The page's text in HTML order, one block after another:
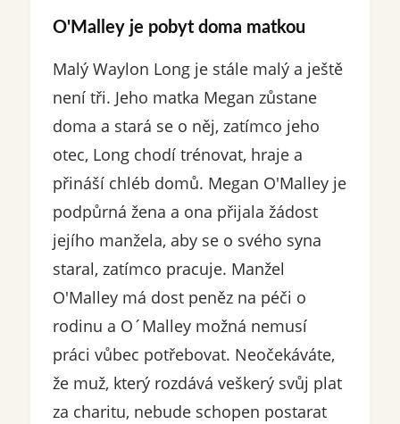
O'Malley je pobyt doma matkou
Malý Waylon Long je stále malý a ještě
není tři. Jeho matka Megan zůstane
doma a stará se o něj, zatímco jeho
otec, Long chodí trénovat, hraje a
přináší chléb domů. Megan O'Malley je
podpůrná žena a ona přijala žádost
jejího manžela, aby se o svého syna
staral, zatímco pracuje. Manžel
O'Malley má dost peněz na péči o
rodinu a O´Malley možná nemusí
práci vůbec potřebovat. Neočekáváte,
že muž, který rozdává veškerý svůj plat
za charitu, nebude schopen postarat